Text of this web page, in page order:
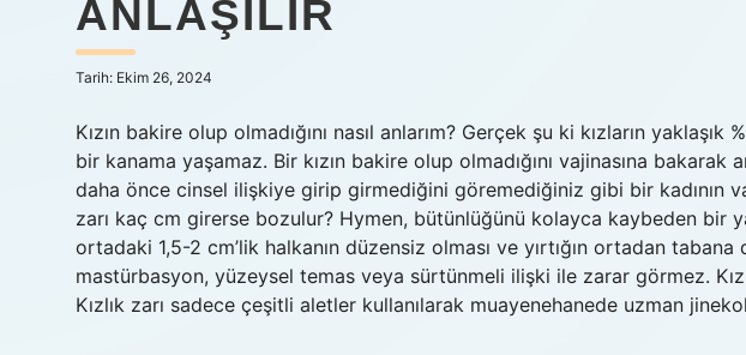
ANLAŞILIR
Tarih: Ekim 26, 2024
Kızın bakire olup olmadığını nasıl anlarım? Gerçek şu ki kızların
bir kanama yaşamaz. Bir kızın bakire olup olmadığını vajinasına bakarak
daha önce cinsel ilişkiye girip girmediğini göremediğiniz gibi bir kadının
zarı kaç cm girerse bozulur? Hymen, bütünlüğünü kolayca kaybeden bir
ortadaki 1,5-2 cm’lik halkanın düzensiz olması ve yırtığın ortadan
mastürbasyon, yüzeysel temas veya sürtünmeli ilişki ile zarar görmez.
Kızlık zarı sadece çeşitli aletler kullanılarak muayenehanede uzman